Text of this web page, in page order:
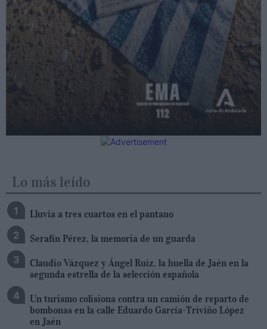
Lo más leído
Lluvia a tres cuartos en el pantano
Serafín Pérez, la memoria de un guarda
Claudio Vázquez y Ángel Ruiz, la huella de Jaén en la
segunda estrella de la selección española
Un turismo colisiona contra un camión de reparto de
bombonas en la calle Eduardo García-Triviño López
en Jaén